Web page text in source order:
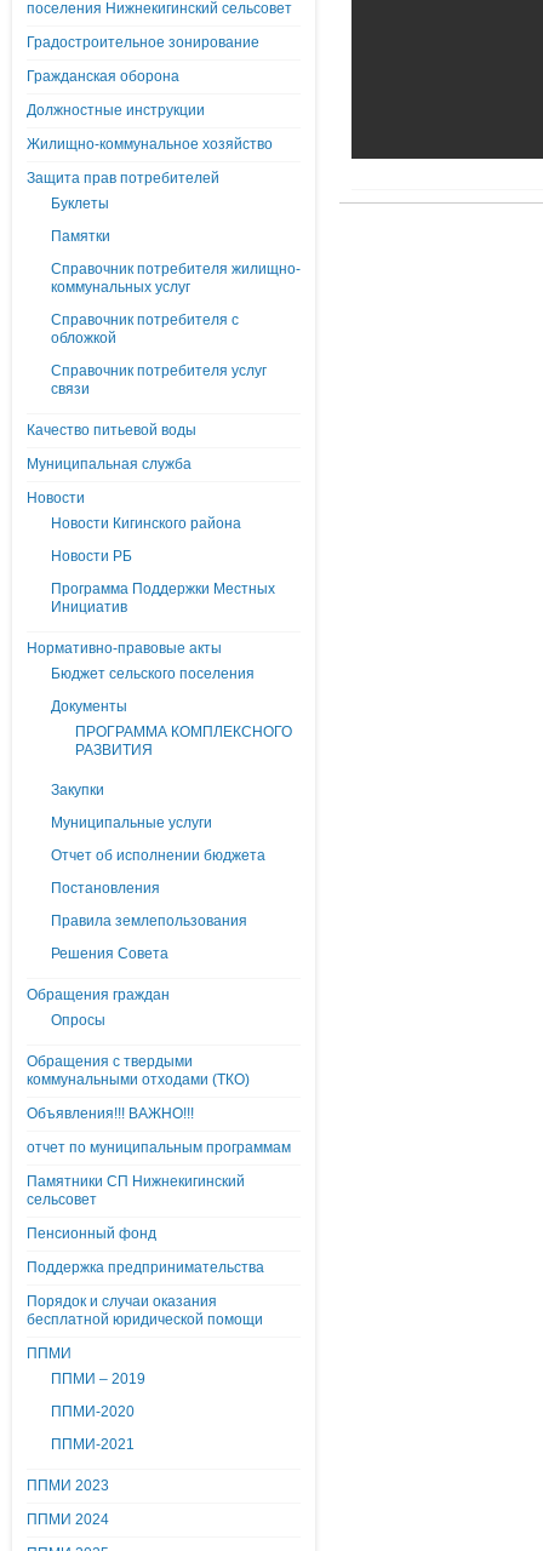
поселения Нижнекигинский сельсовет
Градостроительное зонирование
Гражданская оборона
Должностные инструкции
Жилищно-коммунальное хозяйство
Защита прав потребителей
Буклеты
Памятки
Справочник потребителя жилищно-
коммунальных услуг
Справочник потребителя с
обложкой
Справочник потребителя услуг
связи
Качество питьевой воды
Муниципальная служба
Новости
Новости Кигинского района
Новости РБ
Программа Поддержки Местных
Инициатив
Нормативно-правовые акты
Бюджет сельского поселения
Документы
ПРОГРАММА КОМПЛЕКСНОГО
РАЗВИТИЯ
Закупки
Муниципальные услуги
Отчет об исполнении бюджета
Постановления
Правила землепользования
Решения Совета
Обращения граждан
Опросы
Обращения с твердыми
коммунальными отходами (ТКО)
Объявления!!! ВАЖНО!!!
отчет по муниципальным программам
Памятники СП Нижнекигинский
сельсовет
Пенсионный фонд
Поддержка предпринимательства
Порядок и случаи оказания
бесплатной юридической помощи
ППМИ
ППМИ – 2019
ППМИ-2020
ППМИ-2021
ППМИ 2023
ППМИ 2024